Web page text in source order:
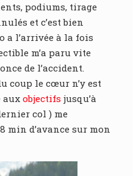
podiums, tirage
et c’est bien
a l’arrivée à la fois
m’a paru vite
de l’accident.
coup le cœur n’y est
aux objectifs jusqu’à
col ) me
min d’avance sur mon